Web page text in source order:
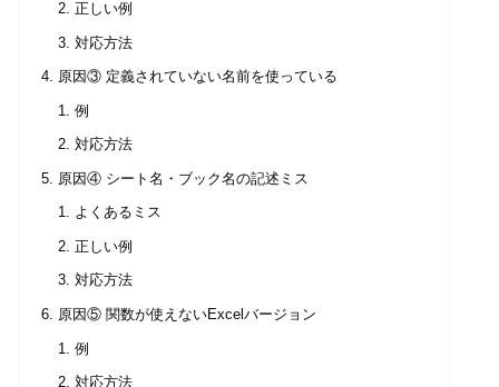
正しい例
対応方法
原因③ 定義されていない名前を使っている
例
対応方法
原因④ シート名・ブック名の記述ミス
よくあるミス
正しい例
対応方法
原因⑤ 関数が使えないExcelバージョン
例
対応方法